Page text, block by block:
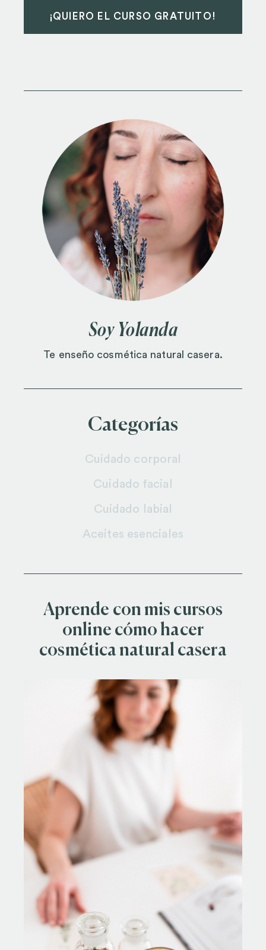
¡QUIERO EL CURSO GRATUITO!
Soy Yolanda
Te enseño cosmética natural casera.
Categorías
Cuidado corporal
Cuidado facial
Cuidado labial
Aceites esenciales
Aprende con mis cursos
online cómo hacer
cosmética natural casera